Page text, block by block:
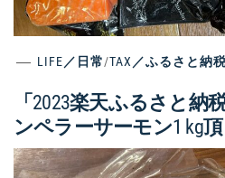
LIFE／日常/TAX／ふるさと納
「2023楽天ふるさと納
ンペラーサーモン1 kg